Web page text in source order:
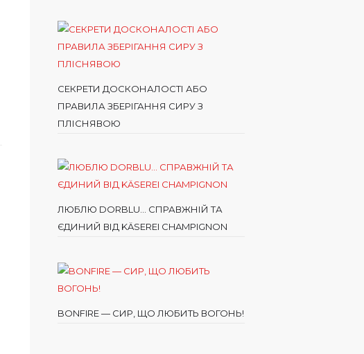
СЕКРЕТИ ДОСКОНАЛОСТІ АБО
ПРАВИЛА ЗБЕРІГАННЯ СИРУ З
ПЛІСНЯВОЮ
ЛЮБЛЮ DORBLU… СПРАВЖНІЙ ТА
ЄДИНИЙ ВІД KÄSEREI CHAMPIGNON
BONFIRE — СИР, ЩО ЛЮБИТЬ ВОГОНЬ!